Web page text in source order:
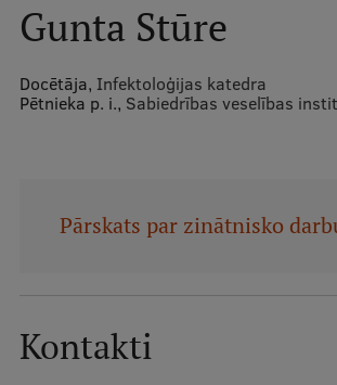
Darba devējiem
Kontakti
Mobile
galvenā
Studiju iespējas
Gunta Stūre
Docētāja, Infektoloģijas katedra
Pētnieka p. i., Sabiedrības veselības
Pārskats par zinātnisko
Kontakti